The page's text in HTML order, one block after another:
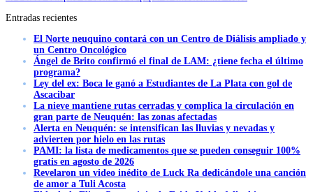
Entradas recientes
El Norte neuquino contará con un Centro de Diálisis ampliado y
un Centro Oncológico
Ángel de Brito confirmó el final de LAM: ¿tiene fecha el último
programa?
Ley del ex: Boca le ganó a Estudiantes de La Plata con gol de
Ascacibar
La nieve mantiene rutas cerradas y complica la circulación en
gran parte de Neuquén: las zonas afectadas
Alerta en Neuquén: se intensifican las lluvias y nevadas y
advierten por hielo en las rutas
PAMI: la lista de medicamentos que se pueden conseguir 100%
gratis en agosto de 2026
Revelaron un video inédito de Luck Ra dedicándole una canción
de amor a Tuli Acosta